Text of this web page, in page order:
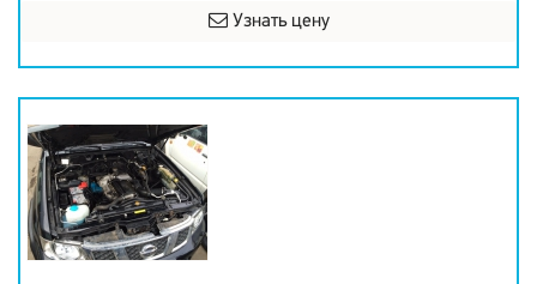
Узнать цену